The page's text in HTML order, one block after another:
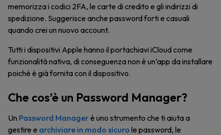
memorizza i codici 2FA, le carte di credito e gli indirizzi di
spedizione. Suggerisce anche password forti e casuali
quando crei un nuovo account.
Tutti i dispositivi Apple hanno il portachiavi iCloud come
funzionalità nativa, di conseguenza non è un’app da installare
poiché è già fornita con il dispositivo.
Che cos’è un Password Manager?
Un Password Managerè uno strumento che ti aiuta a
gestire e archiviare in modo sicuro le password, le